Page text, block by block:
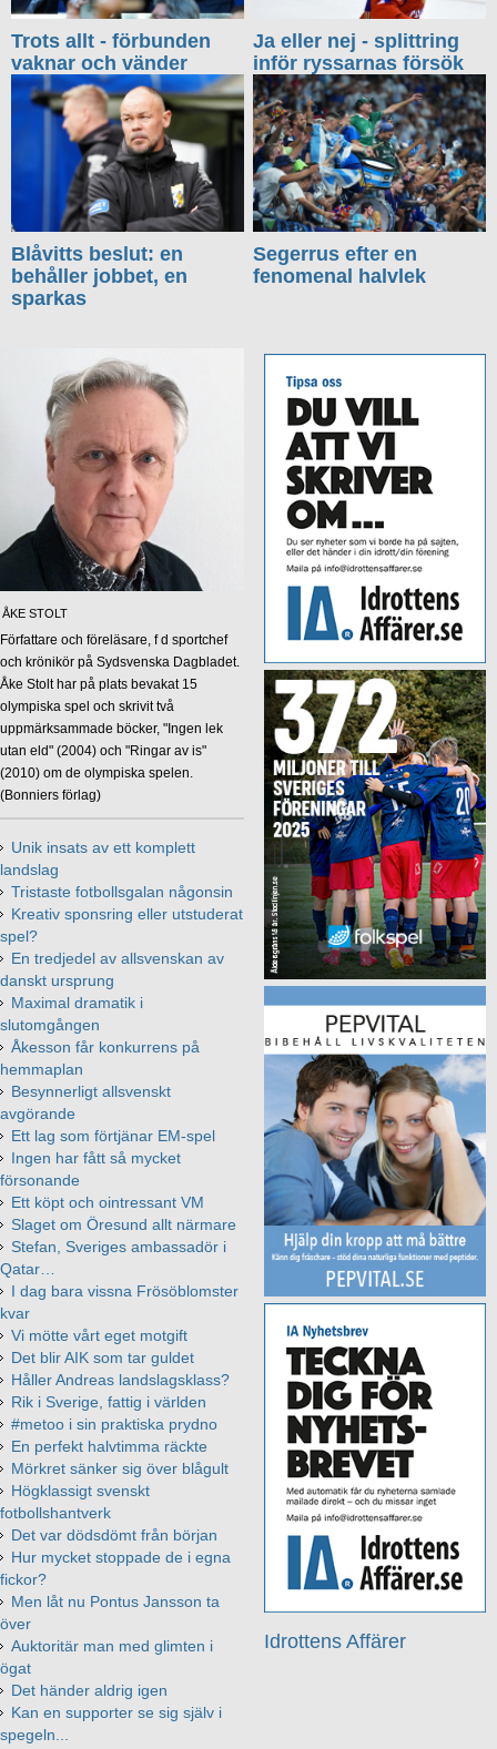
Trots allt - förbunden
vaknar och vänder
Ja eller nej - splittring
inför ryssarnas försök
Blåvitts beslut: en
behåller jobbet, en
sparkas
Segerrus efter en
fenomenal halvlek
Idrottens Affärer
ÅKE STOLT
Författare och föreläsare, f d sportchef
och krönikör på Sydsvenska Dagbladet.
Åke Stolt har på plats bevakat 15
olympiska spel och skrivit två
uppmärksammade böcker, "Ingen lek
utan eld" (2004) och "Ringar av is"
(2010) om de olympiska spelen.
(Bonniers förlag)
Unik insats av ett komplett
landslag
Tristaste fotbollsgalan någonsin
Kreativ sponsring eller utstuderat
spel?
En tredjedel av allsvenskan av
danskt ursprung
Maximal dramatik i
slutomgången
Åkesson får konkurrens på
hemmaplan
Besynnerligt allsvenskt
avgörande
Ett lag som förtjänar EM-spel
Ingen har fått så mycket
försonande
Ett köpt och ointressant VM
Slaget om Öresund allt närmare
Stefan, Sveriges ambassadör i
Qatar…
I dag bara vissna Frösöblomster
kvar
Vi mötte vårt eget motgift
Det blir AIK som tar guldet
Håller Andreas landslagsklass?
Rik i Sverige, fattig i världen
#metoo i sin praktiska prydno
En perfekt halvtimma räckte
Mörkret sänker sig över blågult
Högklassigt svenskt
fotbollshantverk
Det var dödsdömt från början
Hur mycket stoppade de i egna
fickor?
Men låt nu Pontus Jansson ta
över
Auktoritär man med glimten i
ögat
Det händer aldrig igen
Kan en supporter se sig själv i
spegeln...